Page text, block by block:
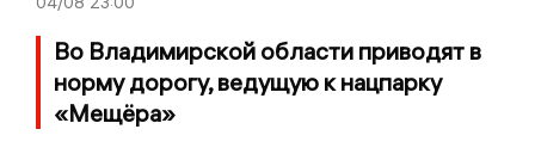
Во Владимирской области приводят в
норму дорогу, ведущую к нацпарку
«Мещёра»